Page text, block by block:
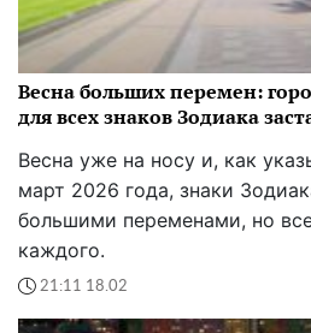
Весна больших перемен:
для всех знаков Зодиака
Весна уже на носу и, как
март 2026 года, знаки
большими переменами, но
каждого.
21:11 18.02